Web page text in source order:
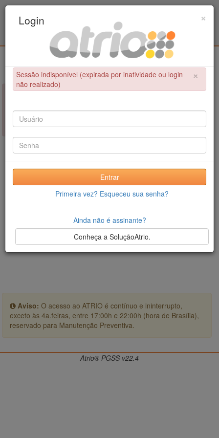
Civil / UPE
×
NÃO FOI POSSÍVEL CONCLUIR A OPERAÇÃO
Sessão indisponível (expirada por inatividade ou login não
realizado)
Aviso: O acesso ao ATRIO é contínuo e ininterrupto,
exceto às 4a.feiras, entre 17:00h e 22:00h (hora de Brasília),
reservado para Manutenção Preventiva.
×
Login
×
Sessão indisponível (expirada por inatividade ou login
não realizado)
Entrar
Primeira vez? Esqueceu sua senha?
Ainda não é assinante?
Conheça a SoluçãoAtrio.
Atrio® PGSS v22.4